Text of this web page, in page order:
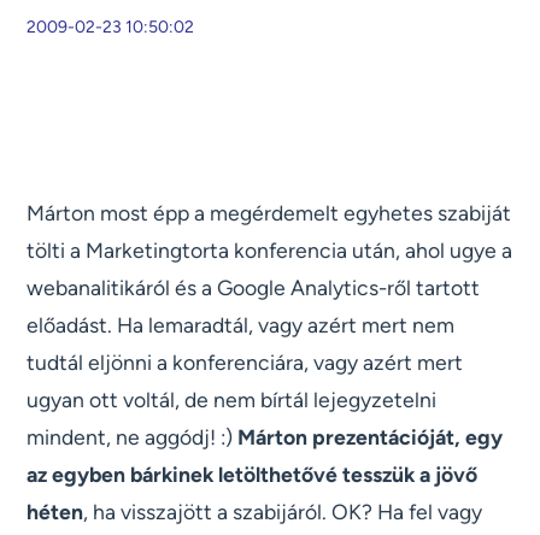
2009-02-23 10:50:02
Márton most épp a megérdemelt egyhetes szabiját
tölti a Marketingtorta konferencia után, ahol ugye a
webanalitikáról és a Google Analytics-ről tartott
előadást. Ha lemaradtál, vagy azért mert nem
tudtál eljönni a konferenciára, vagy azért mert
ugyan ott voltál, de nem bírtál lejegyzetelni
mindent, ne aggódj! :) Márton prezentációját, egy
az egyben bárkinek letölthetővé tesszük a jövő
héten, ha visszajött a szabijáról. OK? Ha fel vagy